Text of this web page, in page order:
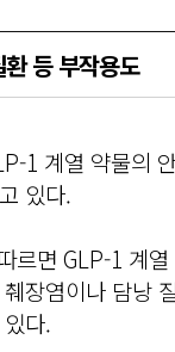
등 부작용도
1 계열 약물의
있다.
르면 GLP-1 계
장염이나 담낭
다.